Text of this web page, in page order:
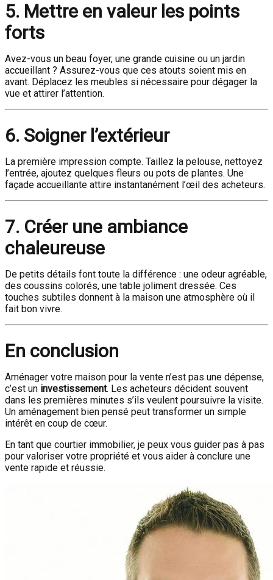
5. Mettre en valeur les points
forts
Avez-vous un beau foyer, une grande cuisine ou un jardin
accueillant ? Assurez-vous que ces atouts soient mis en
avant. Déplacez les meubles si nécessaire pour dégager la
vue et attirer l’attention.
6. Soigner l’extérieur
La première impression compte. Taillez la pelouse, nettoyez
l’entrée, ajoutez quelques fleurs ou pots de plantes. Une
façade accueillante attire instantanément l’œil des acheteurs.
7. Créer une ambiance
chaleureuse
De petits détails font toute la différence : une odeur agréable,
des coussins colorés, une table joliment dressée. Ces
touches subtiles donnent à la maison une atmosphère où il
fait bon vivre.
En conclusion
Aménager votre maison pour la vente n’est pas une dépense,
c’est un investissement. Les acheteurs décident souvent
dans les premières minutes s’ils veulent poursuivre la visite.
Un aménagement bien pensé peut transformer un simple
intérêt en coup de cœur.
En tant que courtier immobilier, je peux vous guider pas à pas
pour valoriser votre propriété et vous aider à conclure une
vente rapide et réussie.